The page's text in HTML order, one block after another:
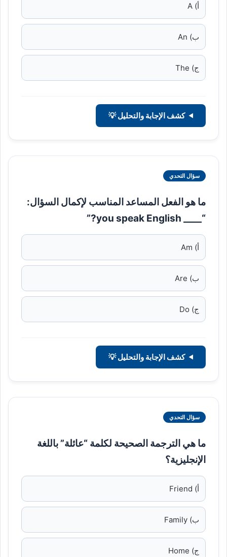
أ) A
ب) An
ج) The
كشف الإجابة والتحليل 💡
سؤال التحدي
ما هو الفعل المساعد المناسب لإكمال السؤال:
“____ you speak English?”
أ) Am
ب) Are
ج) Do
كشف الإجابة والتحليل 💡
سؤال التحدي
ما هي الترجمة الصحيحة لكلمة “عائلة” باللغة
الإنجليزية؟
أ) Friend
ب) Family
ج) Home